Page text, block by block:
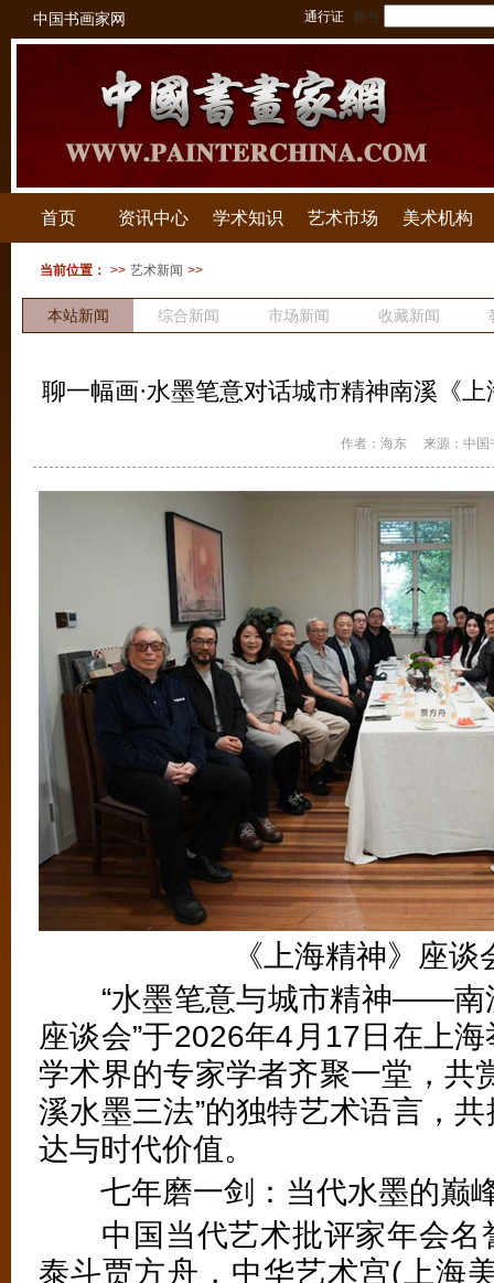
中国书画家网 通行证 帐号
首页 资讯中心 学术知识 艺术市场 美术机构
当前位置： >> 艺术新闻 >>
本站新闻 综合新闻 市场新闻 收藏新闻
聊一幅画·水墨笔意对话城市精神南溪《
作者：海东 来源：中国
《上海精神》座谈
“水墨笔意与城市精神——南
座谈会”于2026年4月17日在上
学术界的专家学者齐聚一堂，共
溪水墨三法”的独特艺术语言，
达与时代价值。
七年磨一剑：当代水墨的巅
中国当代艺术批评家年会名
泰斗贾方舟，中华艺术宫(上海